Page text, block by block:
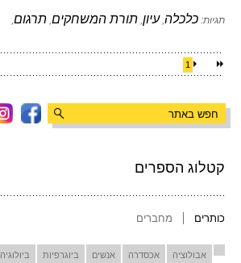
קטלוג הספרים
כותרים מחברים
אבולוציה אכסדרה אנשים ביוגרפיות ביולוגיה
תגיות: כלכלה,עיון, תורת המשחקים, תרגום,
1